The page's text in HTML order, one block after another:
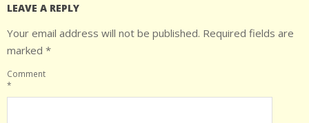
LEAVE A REPLY
Your email address will not be published. Required fields are
marked *
Comment
*